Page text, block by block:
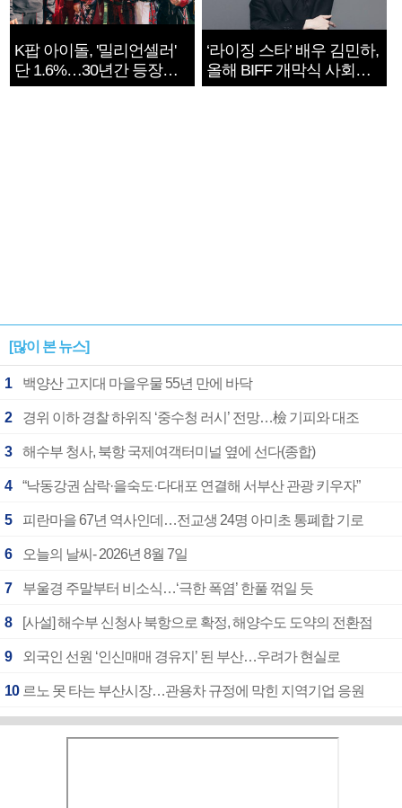
K팝 아이돌, '밀리언셀러'
단 1.6%…30년간 등장
1182개팀 전수조사
‘라이징 스타’ 배우 김민하,
올해 BIFF 개막식 사회자
확정
[많이 본 뉴스]
1 백양산 고지대 마을우물 55년 만에 바닥
2 경위 이하 경찰 하위직 ‘중수청 러시’ 전망…檢 기피와 대조
3 해수부 청사, 북항 국제여객터미널 옆에 선다(종합)
4 “낙동강권 삼락·을숙도·다대포 연결해 서부산 관광 키우자”
5 피란마을 67년 역사인데…전교생 24명 아미초 통폐합 기로
6 오늘의 날씨- 2026년 8월 7일
7 부울경 주말부터 비소식…‘극한 폭염’ 한풀 꺾일 듯
8 [사설] 해수부 신청사 북항으로 확정, 해양수도 도약의 전환점
9 외국인 선원 ‘인신매매 경유지’ 된 부산…우려가 현실로
10 르노 못 타는 부산시장…관용차 규정에 막힌 지역기업 응원